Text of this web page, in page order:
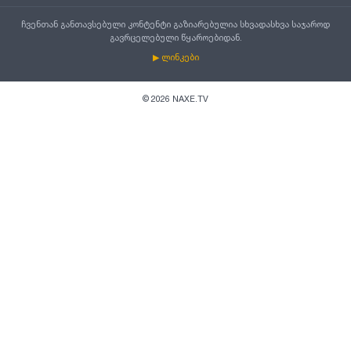
ჩვენთან განთავსებული კონტენტი გაზიარებულია სხვადასხვა საჯაროდ
გავრცელებული წყაროებიდან.
▶ ლინკები
© 2026 NAXE.TV